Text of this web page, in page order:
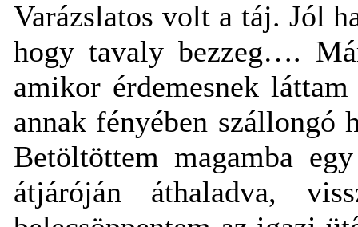
Varázslatos volt a táj. Jól
hogy tavaly bezzeg….
amikor érdemesnek
annak fényében szállongó
Betöltöttem magamba
átjáróján áthaladva,